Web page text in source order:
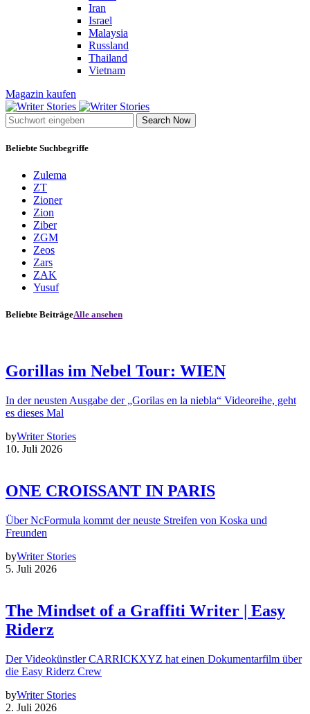
Iran
Israel
Malaysia
Russland
Thailand
Vietnam
Magazin kaufen
Search Now
Beliebte Suchbegriffe
Zulema
ZT
Zioner
Zion
Ziber
ZGM
Zeos
Zars
ZAK
Yusuf
Beliebte BeiträgeAlle ansehen
Gorillas im Nebel Tour: WIEN
In der neusten Ausgabe der „Gorilas en la niebla“ Videoreihe, geht
es dieses Mal
byWriter Stories
10. Juli 2026
ONE CROISSANT IN PARIS
Über NcFormula kommt der neuste Streifen von Koska und
Freunden
byWriter Stories
5. Juli 2026
The Mindset of a Graffiti Writer | Easy
Riderz
Der Videokünstler CARRICKXYZ hat einen Dokumentarfilm über
die Easy Riderz Crew
byWriter Stories
2. Juli 2026